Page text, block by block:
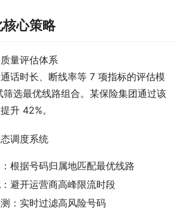
心策略
量评估体系
话时长、断线率等 7 项指标的评估模
选最优线路组合。某保险集团通过该
升 42%。
调度系统
根据号码归属地匹配最优线路
避开运营商高峰限流时段
：实时过滤高风险号码